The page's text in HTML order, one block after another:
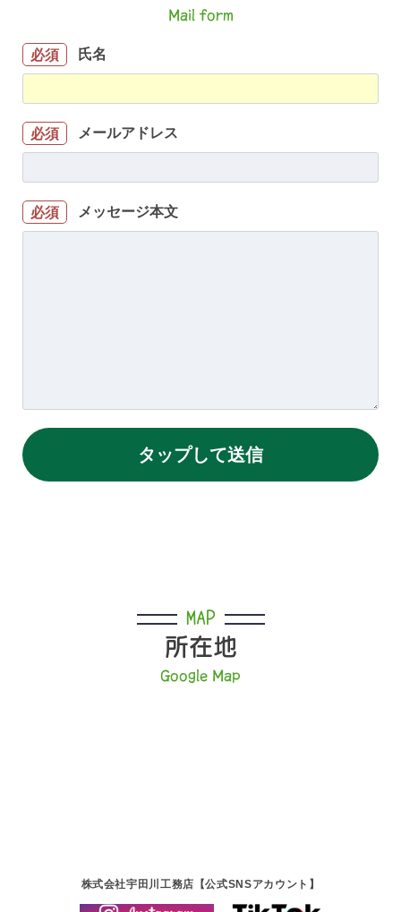
Mail form
必須 氏名
必須 メールアドレス
必須 メッセージ本文
MAP
所在地
Google Map
株式会社宇田川工務店【公式SNSアカウント】